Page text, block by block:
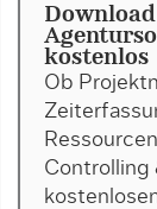
kostenlos
Ob
Controlling